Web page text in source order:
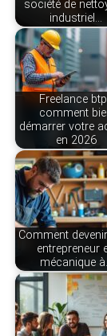
société de
industriel…
Freelance
comment
démarrer votre
en 2026
Comment
entrepreneur
mécanique